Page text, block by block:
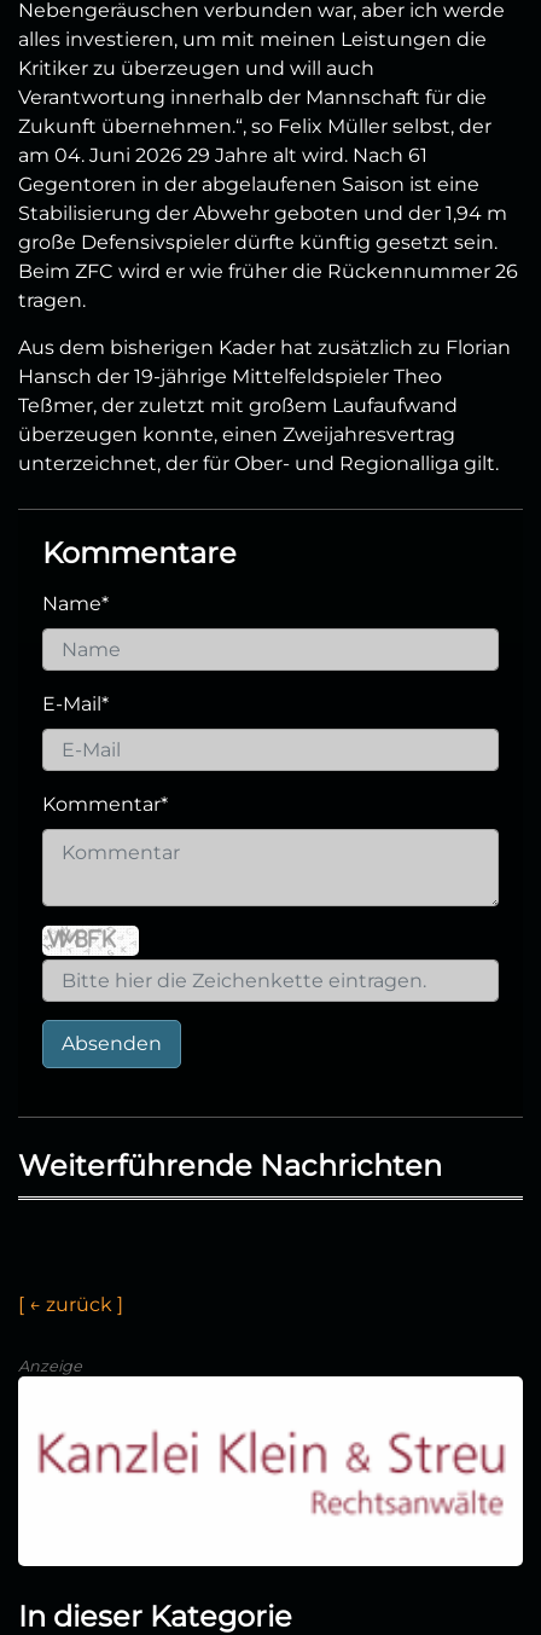
Nebengeräuschen verbunden war, aber ich werde
alles investieren, um mit meinen Leistungen die
Kritiker zu überzeugen und will auch
Verantwortung innerhalb der Mannschaft für die
Zukunft übernehmen.“, so Felix Müller selbst, der
am 04. Juni 2026 29 Jahre alt wird. Nach 61
Gegentoren in der abgelaufenen Saison ist eine
Stabilisierung der Abwehr geboten und der 1,94 m
große Defensivspieler dürfte künftig gesetzt sein.
Beim ZFC wird er wie früher die Rückennummer 26
tragen.
Aus dem bisherigen Kader hat zusätzlich zu Florian
Hansch der 19-jährige Mittelfeldspieler Theo
Teßmer, der zuletzt mit großem Laufaufwand
überzeugen konnte, einen Zweijahresvertrag
unterzeichnet, der für Ober- und Regionalliga gilt.
Kommentare
Name*
E-Mail *
Kommentar*
Absenden
Weiterführende Nachrichten
[ ← urü k ]
Anzeige
In dieser Kategorie